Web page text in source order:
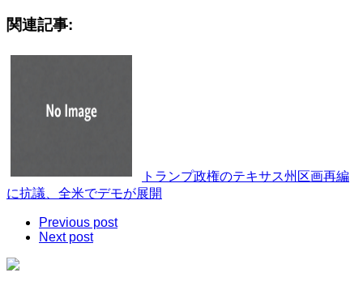
関連記事:
トランプ政権のテキサス州区画再編
に抗議、全米でデモが展開
Previous post
Next post